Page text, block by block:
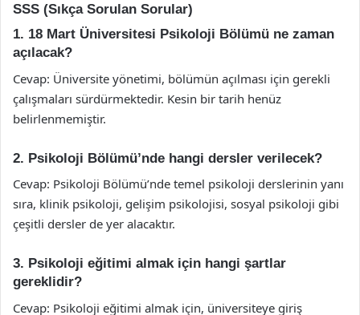
SSS (Sıkça Sorulan Sorular)
1. 18 Mart Üniversitesi Psikoloji Bölümü ne zaman
açılacak?
Cevap: Üniversite yönetimi, bölümün açılması için gerekli
çalışmaları sürdürmektedir. Kesin bir tarih henüz
belirlenmemiştir.
2. Psikoloji Bölümü’nde hangi dersler verilecek?
Cevap: Psikoloji Bölümü’nde temel psikoloji derslerinin yanı
sıra, klinik psikoloji, gelişim psikolojisi, sosyal psikoloji gibi
çeşitli dersler de yer alacaktır.
3. Psikoloji eğitimi almak için hangi şartlar
gereklidir?
Cevap: Psikoloji eğitimi almak için, üniversiteye giriş